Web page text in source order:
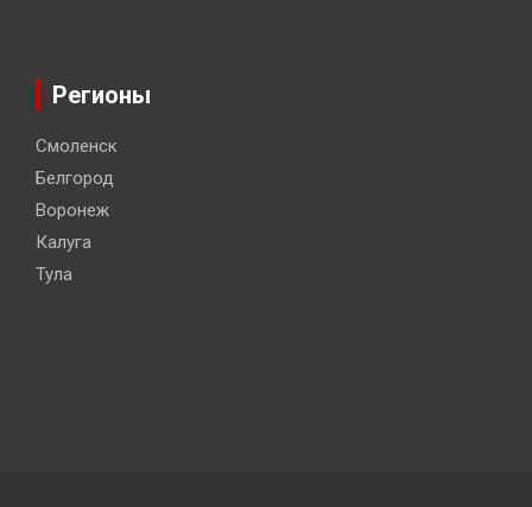
Регионы
Смоленск
Белгород
Воронеж
Калуга
Тула